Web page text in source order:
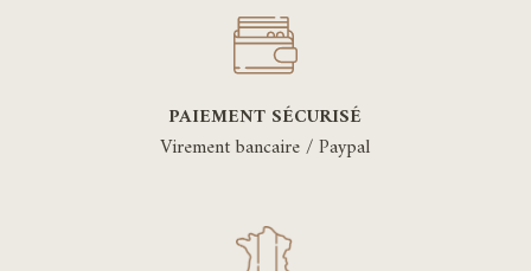
PAIEMENT SÉCURISÉ
Virement bancaire / Paypal